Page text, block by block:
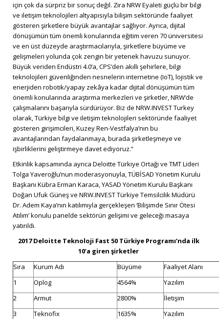
için çok da sürpriz bir sonuç değil. Zira NRW Eyaleti güçlü bir bilgi
ve iletişim teknolojileri altyapısıyla bilişim sektöründe faaliyet
gösteren şirketlere büyük avantajlar sağlıyor. Ayrıca, dijital
dönüşümün tüm önemli konularında eğitim veren 70 üniversitesi
ve en üst düzeyde araştırmacılarıyla, şirketlere büyüme ve
gelişmeleri yolunda çok zengin bir yetenek havuzu sunuyor.
Büyük veriden Endüstri 4.0’a, CPS’den akıllı şehirlere, bilgi
teknolojileri güvenliğinden nesnelerin internetine (IoT), lojistik ve
enerjiden robotik/yapay zekâya kadar dijital dönüşümün tüm
önemli konularında araştırma merkezleri ve şirketler, NRW’de
çalışmalarını başarıyla sürdürüyor. Biz de NRW.INVEST Turkey
olarak, Türkiye bilgi ve iletişim teknolojileri sektöründe faaliyet
gösteren girişimcileri, Kuzey Ren-Vestfalya’nın bu
avantajlarından faydalanmaya, burada şirketleşmeye ve
işbirliklerini geliştirmeye davet ediyoruz.”
Etkinlik kapsamında ayrıca Deloitte Türkiye Ortağı ve TMT Lideri
Tolga Yaveroğlu’nun moderasyonuyla, TÜBİSAD Yönetim Kurulu
Başkanı Kübra Erman Karaca, YASAD Yönetim Kurulu Başkanı
Doğan Ufuk Güneş ve NRW.INVEST Türkiye Temsilcilik Müdürü
Dr. Adem Kaya’nın katılımıyla gerçekleşen ‘Bilişimde Sınır Ötesi
Atılım’ konulu panelde sektörün gelişimi ve geleceği masaya
yatırıldı.
2017 Deloitte Teknoloji Fast 50 Türkiye Programı’nda ilk
10’a giren şirketler
Sıra
Kurum Adı Büyüme
Faaliyet Alanı
1
Oplog 4564%
Yazılım
2
Armut 2800%
İletişim
3
Teknofix 1635%
Yazılım